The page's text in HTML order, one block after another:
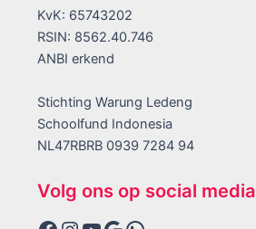
KvK: 65743202
RSIN: 8562.40.746
ANBI erkend
Stichting Warung Ledeng
Schoolfund Indonesia
NL47RBRB 0939 7284 94
Volg ons op social media